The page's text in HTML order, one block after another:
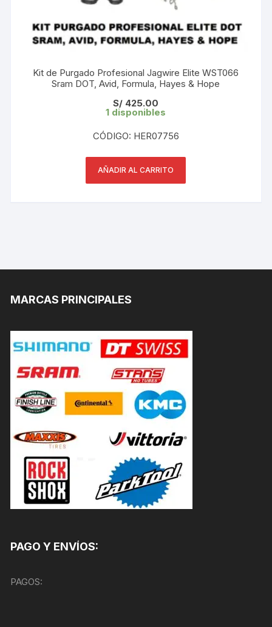
Kit de Purgado Profesional Jagwire Elite WST066
Sram DOT, Avid, Formula, Hayes & Hope
S/ 425.00
1 disponibles
CÓDIGO: HER07756
AÑADIR AL CARRITO
MARCAS PRINCIPALES
PAGO Y ENVÍOS:
PAGOS: